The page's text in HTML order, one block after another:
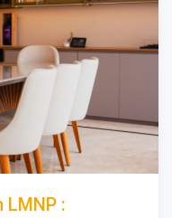
LMNP :